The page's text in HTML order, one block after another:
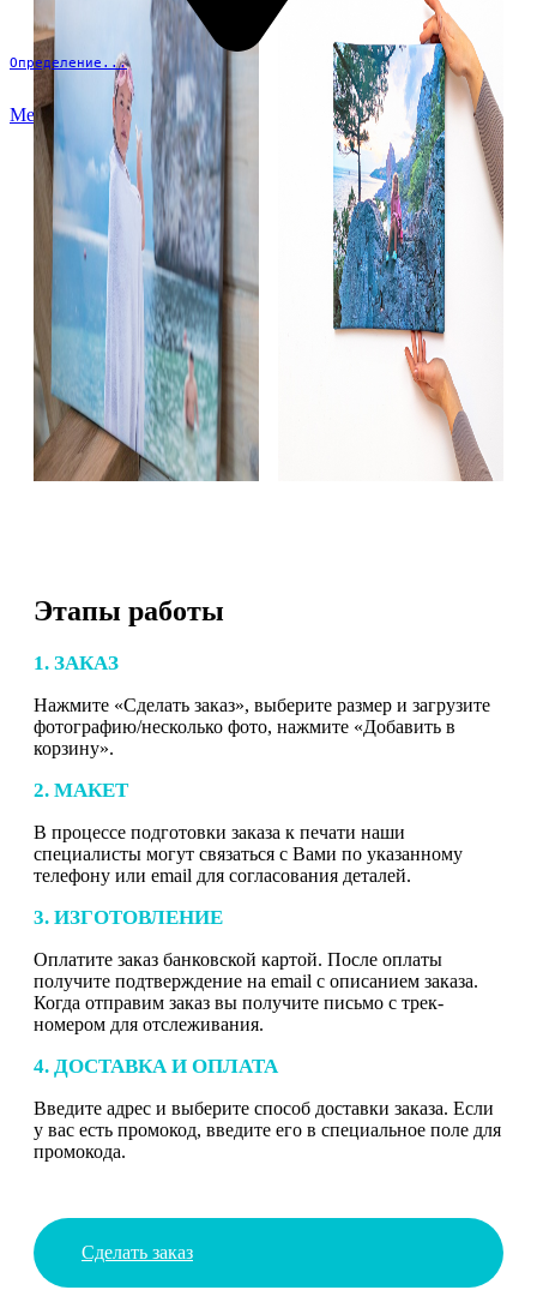
Определение...
Меню
Этапы работы
1. ЗАКАЗ
Нажмите «Сделать заказ», выберите размер и загрузите
фотографию/несколько фото, нажмите «Добавить в
корзину».
2. МАКЕТ
В процессе подготовки заказа к печати наши
специалисты могут связаться с Вами по указанному
телефону или email для согласования деталей.
3. ИЗГОТОВЛЕНИЕ
Оплатите заказ банковской картой. После оплаты
получите подтверждение на email с описанием заказа.
Когда отправим заказ вы получите письмо с трек-
номером для отслеживания.
4. ДОСТАВКА И ОПЛАТА
Введите адрес и выберите способ доставки заказа. Если
у вас есть промокод, введите его в специальное поле для
промокода.
Сделать заказ